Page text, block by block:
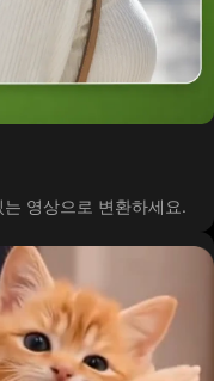
영상으로 변환하세요.